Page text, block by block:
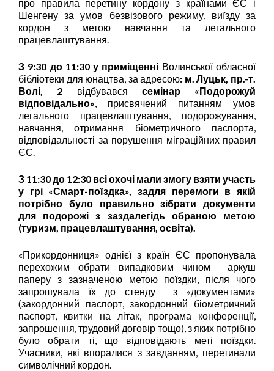
про правила перетину кордону з країнами ЄС і
Шенгену за умов безвізового режиму, виїзду за
кордон з метою навчання та легального
працевлаштування.
З 9:30 до 11:30у приміщенні Волинської обласної
бібліотеки для юнацтва, за адресою: м. Луцьк, пр.-т.
Волі, 2 відбувався семінар «Подорожуй
відповідально», присвячений питанням умов
легального працевлаштування, подорожування,
навчання, отримання біометричного паспорта,
відповідальності за порушення міграційних правил
ЄС.
З 11:30 до 12:30 всі охочі мали змогу взяти участь
у грі «Смарт-поїздка», задля перемоги в якій
потрібно булоправильно зібрати документи
для подорожі з заздалегідь обраною метою
(туризм, працевлаштування, освіта).
«Прикордонниця» однієї з країн ЄС пропонувала
перехожим обрати випадковим чином аркуш
паперу з зазначеною метою поїздки, після чого
запрошувала їх до стенду з «документами»
(закордонний паспорт, закордонний біометричний
паспорт, квитки на літак, програма конференції,
запрошення, трудовий договір тощо), з яких потрібно
було обрати ті, що відповідають меті поїздки.
Учасники, які впоралися з завданням, перетинали
символічний кордон.